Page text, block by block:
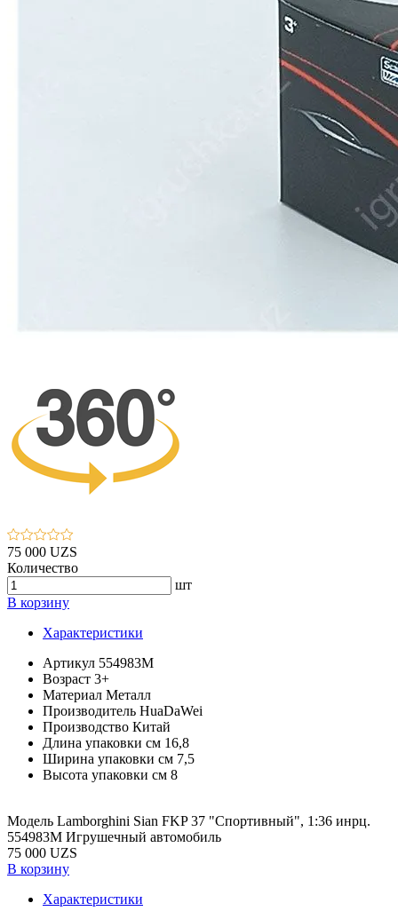
75 000 UZS
Количество
шт
В корзину
Характеристики
Артикул 554983M
Возраст 3+
Материал Металл
Производитель HuaDaWei
Производство Китай
Длина упаковки см 16,8
Ширина упаковки см 7,5
Высота упаковки см 8
Модель Lamborghini Sian FKP 37 "Спортивный", 1:36 инрц.
554983M Игрушечный автомобиль
75 000 UZS
В корзину
Характеристики